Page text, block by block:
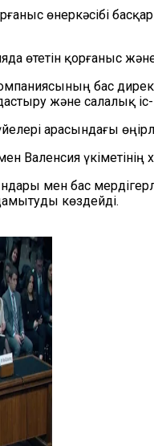
өнеркәсібі
өтетін қорғаныс
бас
және салалық іс-
арасындағы
Валенсия
мен бас
көздейді.